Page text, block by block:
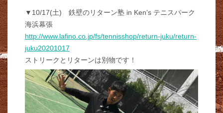
▼10/17(土) 鉄壁のリターン塾 in Ken’s テニスパーク
海浜幕張
http://www.lafino.co.jp/fs/tennisshop/return-juku/return-
juku20201017
ストリークとリターンは別物です！